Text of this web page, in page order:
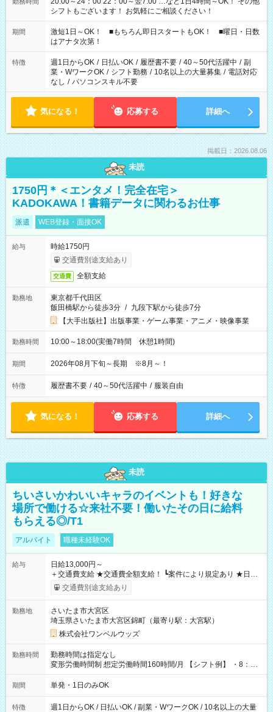
シフトもございます！ お気軽にご相談ください！
期間
激短1日～OK！ ■もちろん即日スタートもOK！ ■曜日・日数
はアナタ次第！
特徴 週1日からOK / 日払いOK / 履歴書不要 / 40～50代活躍中 / 副
業・WワークOK / シフト勤務 / 10名以上の大量募集 / 電話対応
なし / パソコンスキル不要
気になる！ 応募する 詳細へ
掲載日：2026.08.06
未読
1750円＊＜エンタメ！完全在宅＞
KADOKAWA！書籍データに関わるお仕事
派遣 WEB登録・面接OK
給与
時給1750円
交通費別途支給あり
交通費 全額支給
勤務地
東京都千代田区
飯田橋駅から徒歩3分 / 九段下駅から徒歩7分
【大手出版社】出版事業・ゲーム事業・アニメ・映像事業
勤務時間 10:00～18:00(実働7時間 休憩1時間)
期間 2026年08月下旬～長期 ※8月～！
特徴 履歴書不要 / 40～50代活躍中 / 服装自由
気になる！ 応募する 詳細へ
未読
ちいさいかわいいキャラのイベントも！好きな
場所で働ける☆来社不要！働いたその日に給料
もらえる◎/T1
アルバイト 職種未経験OK
給与
日給13,000円～
＋交通費支給 ★交通費全額支給！ ┗案件により規定あり ★日払
いOK！（規定あり） ┗働いたその日に現金GET♪ お仕事後はコ
ンビニATMから 日払い分を引き落とせます！ 【試用期間】試
交通費別途支給あり
勤務地
さいたま市大宮区
埼玉県さいたま市大宮区錦町（最寄り駅：大宮駅）
株式会社ワンベルウッズ
勤務時間
勤務時間は指定なし
変形労働時間制 想定労働時間160時間/月 【シフト例】 ・8：00
～21：00
期間 単発・1日のみOK
特徴
週1日からOK / 日払いOK / 副業・WワークOK / 10名以上の大量